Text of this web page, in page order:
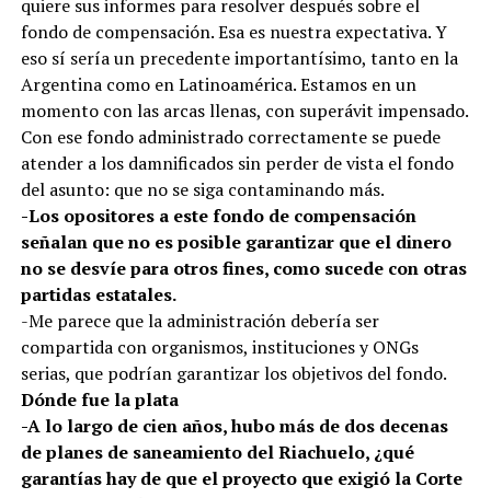
quiere sus informes para resolver después sobre el
fondo de compensación. Esa es nuestra expectativa. Y
eso sí sería un precedente importantísimo, tanto en la
Argentina como en Latinoamérica. Estamos en un
momento con las arcas llenas, con superávit impensado.
Con ese fondo administrado correctamente se puede
atender a los damnificados sin perder de vista el fondo
del asunto: que no se siga contaminando más.
-Los opositores a este fondo de compensación
señalan que no es posible garantizar que el dinero
no se desvíe para otros fines, como sucede con otras
partidas estatales.
-Me parece que la administración debería ser
compartida con organismos, instituciones y ONGs
serias, que podrían garantizar los objetivos del fondo.
Dónde fue la plata
-A lo largo de cien años, hubo más de dos decenas
de planes de saneamiento del Riachuelo, ¿qué
garantías hay de que el proyecto que exigió la Corte